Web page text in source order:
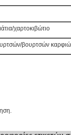
χαρτοκιβώτιο
βουρτσών